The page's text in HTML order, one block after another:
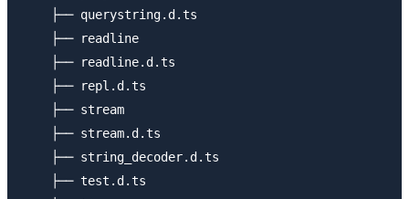
    ├── querystring.d.ts
    ├── readline
    ├── readline.d.ts
    ├── repl.d.ts
    ├── stream
    ├── stream.d.ts
    ├── string_decoder.d.ts
    ├── test.d.ts